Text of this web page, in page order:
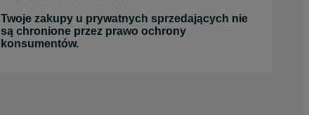
Twoje zakupy u prywatnych sprzedających nie
są chronione przez prawo ochrony
konsumentów.